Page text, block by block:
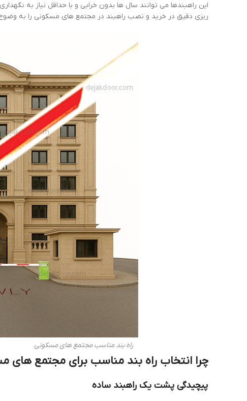
این راهبندها می توانند سال ها بدون خرابی و با حداقل نیاز به
ریزی دقیق در خرید و نصب راهبند در مجتمع های مسکونی را به
راه بند مناسب مجتمع های مسکونی
چرا انتخاب راه بند مناسب برای مجتمع
پیچیدگی پشت یک راهبند ساده